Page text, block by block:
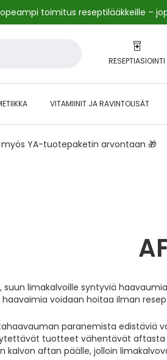
toimitus reseptilääkkeille –
RESEPTIASIOINTI
VITAMIINIT JA RAVINTOLISÄT
YA-tuotepaketin arvontaan 🎁
suun limakalvoille syntyviä
voidaan hoitaa ilman
paranemista edistäviä
tuotteet vähentävät
kalvon aftan päälle, jolloin